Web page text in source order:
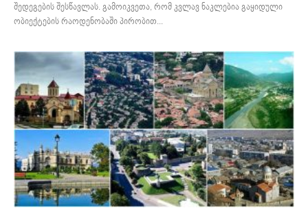
შედეგების შესწავლას. გამოიკვეთა, რომ კვლავ ნაკლებია გაყიდული
ობიექტების რაოდენობაში პირობით...